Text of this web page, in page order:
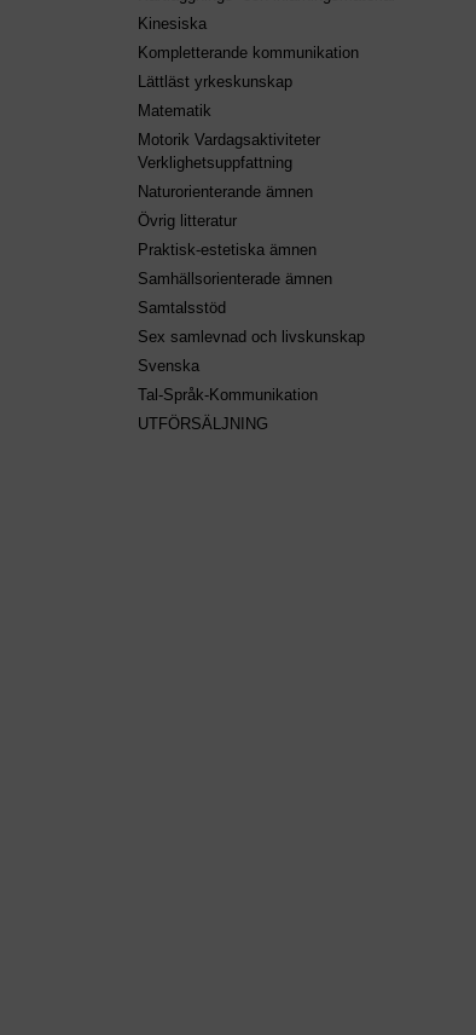
Kinesiska
Kompletterande kommunikation
Lättläst yrkeskunskap
Matematik
Motorik Vardagsaktiviteter
Verklighetsuppfattning
Naturorienterande ämnen
Övrig litteratur
Praktisk-estetiska ämnen
Samhällsorienterade ämnen
Samtalsstöd
Sex samlevnad och livskunskap
Svenska
Tal-Språk-Kommunikation
UTFÖRSÄLJNING